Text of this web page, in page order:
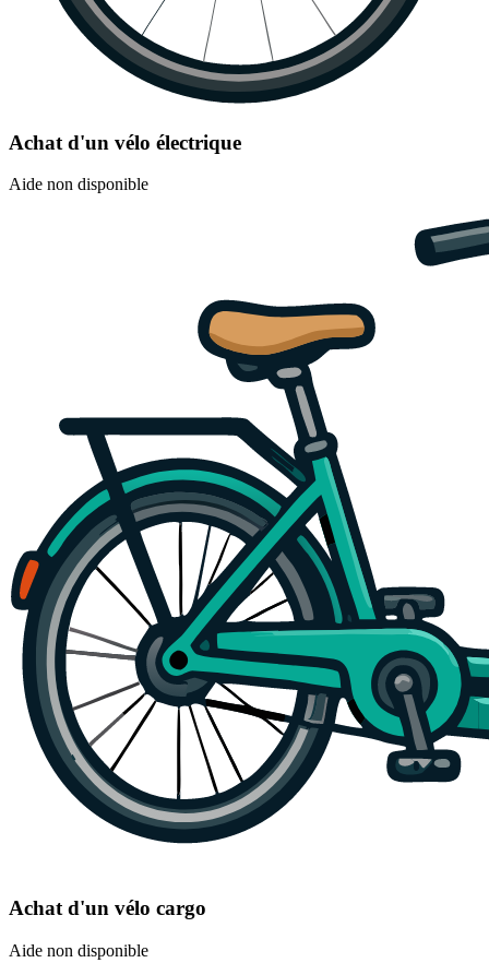
Achat d'un vélo électrique
Aide non disponible
Achat d'un vélo cargo
Aide non disponible